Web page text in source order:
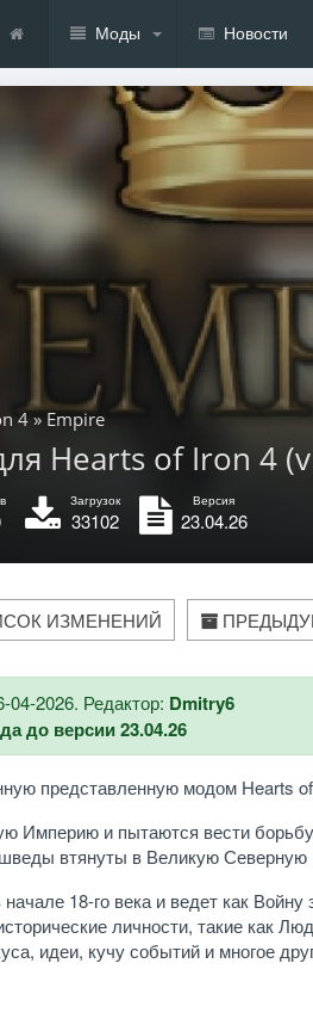
Моды Новости
4» Empire
Hearts of Iron 4
Загрузок
33102
Версия
23.04.26
ИЗМЕНЕНИЙ
2026. Редактор: Dmitry6
до версии 23.04.26
представленную модом Hearts
Империю и пытаются вести
втянуты в Великую Северную
18-го века и ведет как
личности, такие как
идеи, кучу событий и многое